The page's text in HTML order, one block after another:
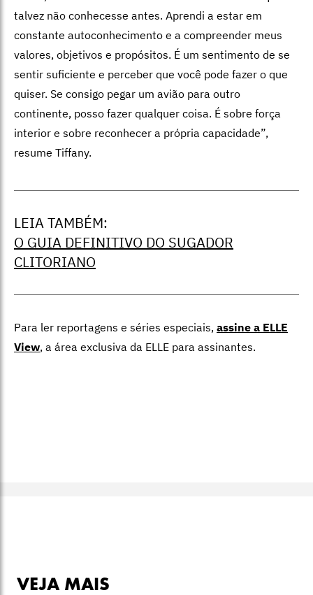
talvez não conhecesse antes. Aprendi a estar em
constante autoconhecimento e a compreender meus
valores, objetivos e propósitos. É um sentimento de se
sentir suficiente e perceber que você pode fazer o que
quiser. Se consigo pegar um avião para outro
continente, posso fazer qualquer coisa. É sobre força
interior e sobre reconhecer a própria capacidade”,
resume Tiffany.
LEIA TAMBÉM:
O GUIA DEFINITIVO DO SUGADOR
CLITORIANO
Para ler reportagens e séries especiais, assine a ELLE
View, a área exclusiva da ELLE para assinantes.
VEJA MAIS